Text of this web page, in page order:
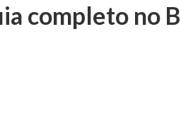
completo no